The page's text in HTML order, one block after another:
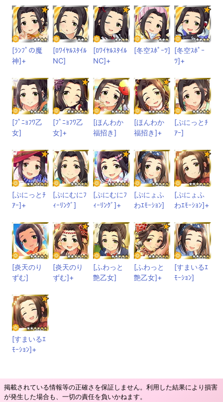
[ﾗﾝﾌﾟの魔
神]+
[ﾛﾜｲﾔﾙｽﾀｲﾙ
NC]
[ﾛﾜｲﾔﾙｽﾀｲﾙ
NC]+
[冬空ｽﾎﾟｰﾂ] [冬空ｽﾎﾟｰ
ﾂ]+
[ﾌﾟﾆｮﾌﾜ乙
女]
[ﾌﾟﾆｮﾌﾜ乙
女]+
[ほんわか
福招き]
[ほんわか
福招き]+
[ぷにっとﾁ
ｱｰ]
[ぷにっとﾁ
ｱｰ]+
[ぷにむにﾌ
ｨｰﾘﾝｸﾞ]
[ぷにむにﾌ
ｨｰﾘﾝｸﾞ]+
[ぷにょふ
わｴﾓｰｼｮﾝ]
[ぷにょふ
わｴﾓｰｼｮﾝ]+
[炎天のり
ずむ]
[炎天のり
ずむ]+
[ふわっと
艶乙女]
[ふわっと
艶乙女]+
[すまいるｴ
ﾓｰｼｮﾝ]
[すまいるｴ
ﾓｰｼｮﾝ]+
掲載されている情報等の正確さを保証しません。利用した結果により損害
が発生した場合も、一切の責任を負いかねます。